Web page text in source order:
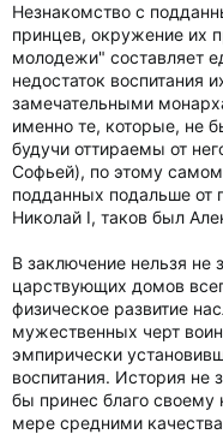
Незнакомство с
принцев, окружение их
молодежи" составляет
недостаток воспитания
замечательными
именно те, которые, не
будучи оттираемы от
Софьей), по этому
подданных подальше от
Николай I, таков был
В заключение нельзя не
царствующих домов
физическое развитие
мужественных черт
эмпирически
воспитания. История не
бы принес благо своему
мере средними